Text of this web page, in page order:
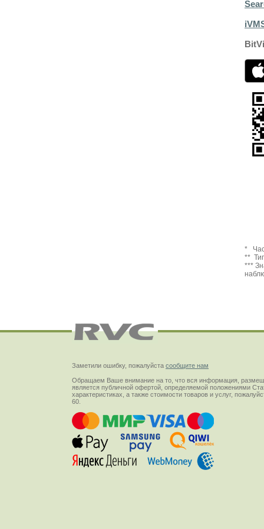
Заметили ошибку, пожалуйста сообщите нам
Обращаем Ваше внимание на то, что вся информация,
является публичной офертой, определяемой положениями
характеристиках, а также стоимости товаров и услуг,
60.